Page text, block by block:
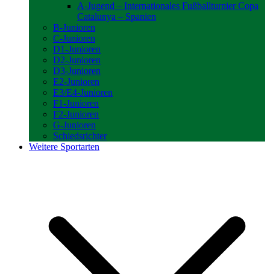
A-Jugend – Internationales Fußballturnier Copa
Catalunya – Spanien
B-Junioren
C-Junioren
D1-Junioren
D2-Junioren
D3-Junioren
E2-Junioren
E3/E4-Junioren
F1-Junioren
F2-Junioren
G-Junioren
Schiedsrichter
Weitere Sportarten